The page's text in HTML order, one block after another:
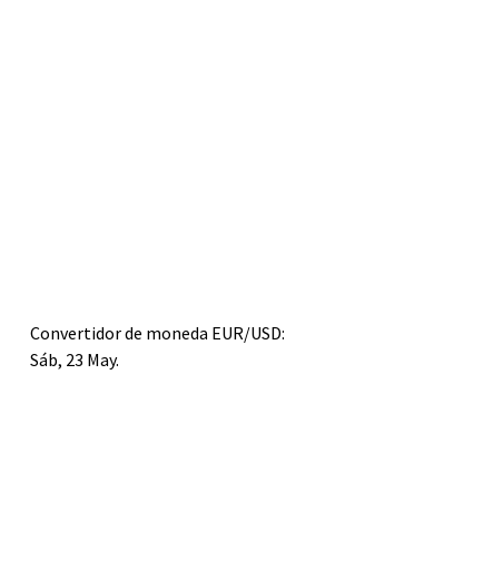
Convertidor de moneda EUR/USD:
Sáb, 23 May.